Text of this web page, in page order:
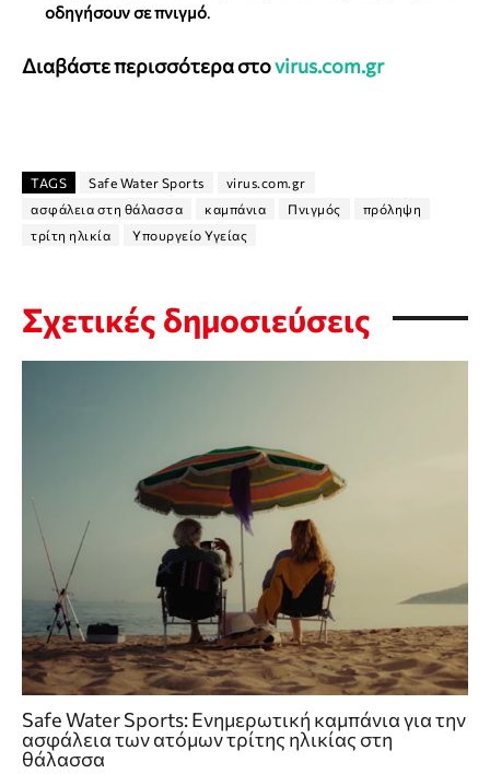
οδηγήσουν σε πνιγμό
Διαβάστε περισσότερα στοvirus.com.gr
TAGS Safe Water Sports
virus.com.gr
ασφάλεια στη θάλασσα
καμπάνια Πνιγμός
πρόληψη
τρίτη ηλικία
Υπουργείο Υγείας
Σχετικές δημοσιεύσεις
Safe Water Sports: Eνημερωτική καμπάνια για την
ασφάλεια των ατόμων τρίτης ηλικίας στη
θάλασσα